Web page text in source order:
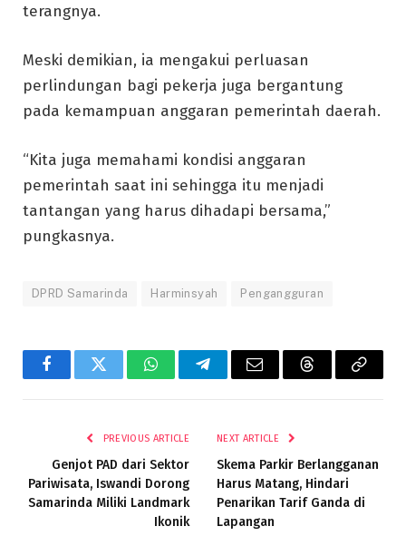
terangnya.
Meski demikian, ia mengakui perluasan
perlindungan bagi pekerja juga bergantung
pada kemampuan anggaran pemerintah daerah.
“Kita juga memahami kondisi anggaran
pemerintah saat ini sehingga itu menjadi
tantangan yang harus dihadapi bersama,”
pungkasnya.
DPRD Samarinda Harminsyah Pengangguran
FacebookTwitter WhatsAppTelegramEmail ThreadsCopy
PREVIOUS ARTICLE
Genjot PAD dari Sektor
Pariwisata, Iswandi Dorong
Samarinda Miliki Landmark
Ikonik
NEXT ARTICLE
Skema Parkir Berlangganan
Harus Matang, Hindari
Penarikan Tarif Ganda di
Lapangan